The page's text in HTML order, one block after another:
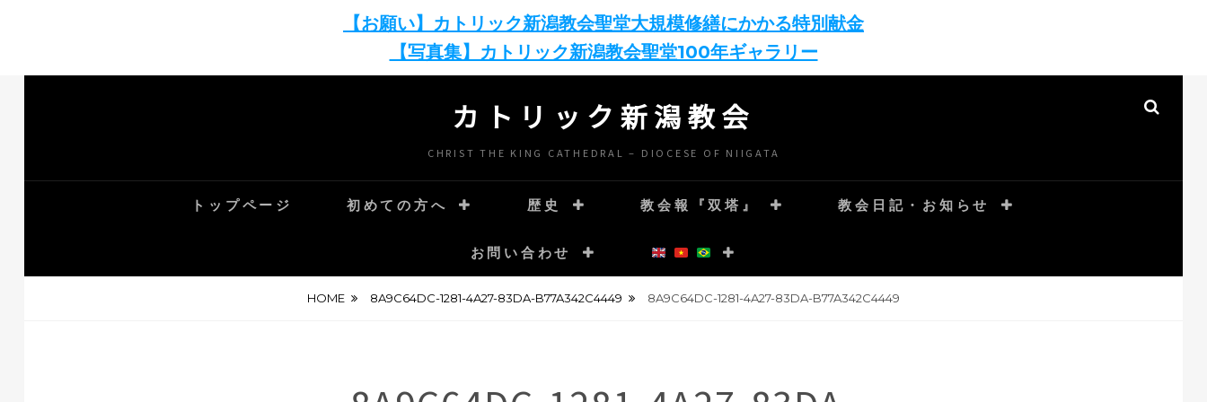
【お願い】カトリック新潟教会聖堂大規模修繕にかかる特別献金
【写真集】カトリック新潟教会聖堂100年ギャラリー
カトリック新潟教会
CHRIST THE KING CATHEDRAL – DIOCESE OF NIIGATA
トップページ 初めての方へ 歴史 教会報『双塔』 教会日記・お知らせ
お問い合わせ
HOME 8A9C64DC-1281-4A27-83DA-B77A342C4449 8A9C64DC-1281-4A27-83DA-B77A342C4449